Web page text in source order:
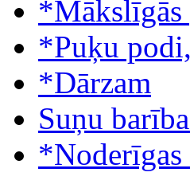
*Mākslīgās
*Puķu
*Dārzam
Suņu
*Noderīgas